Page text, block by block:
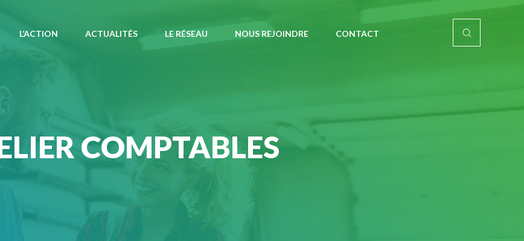
L’ACTION ACTUALITÉS LE RÉSEAU NOUS REJOINDRE CONTACT
COMPTABLES